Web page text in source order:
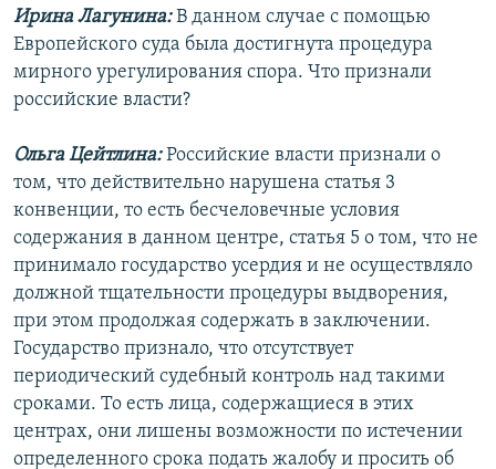
Ирина Лагунина:В данном случае с помощью
Европейского суда была достигнута процедура
мирного урегулирования спора. Что признали
российские власти?
Ольга Цейтлина:Российские власти признали о
том, что действительно нарушена статья 3
конвенции, то есть бесчеловечные условия
содержания в данном центре, статья 5 о том, что не
принимало государство усердия и не осуществляло
должной тщательности процедуры выдворения,
при этом продолжая содержать в заключении.
Государство признало, что отсутствует
периодический судебный контроль над такими
сроками. То есть лица, содержащиеся в этих
центрах, они лишены возможности по истечении
определенного срока подать жалобу и просить об